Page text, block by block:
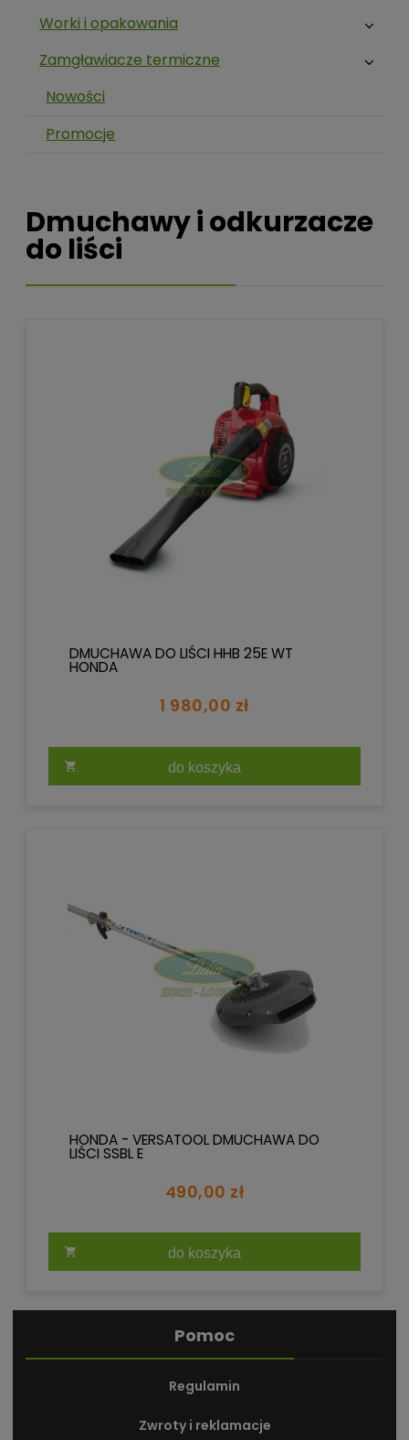
Worki i opakowania
Zamgławiacze termiczne
Nowości
Promocje
Dmuchawy i odkurzacze
do liści
DMUCHAWA DO LIŚCI HHB 25E WT
HONDA
1 980,00 zł
do koszyka
HONDA - VERSATOOL DMUCHAWA DO
LIŚCI SSBL E
490,00 zł
do koszyka
Pomoc
Regulamin
Zwroty i reklamacje